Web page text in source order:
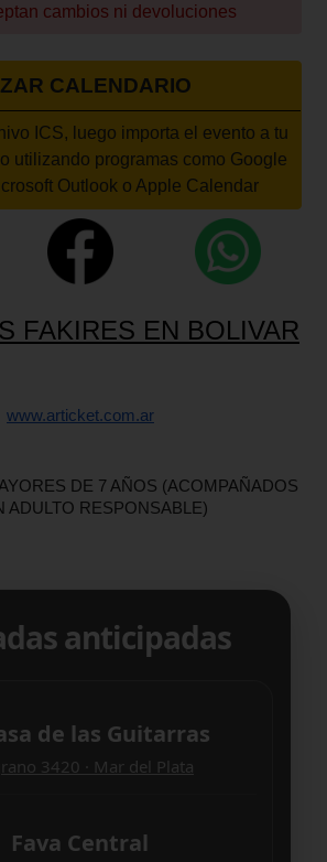
cambios ni devoluciones
CALENDARIO
ICS, luego importa el evento a tu
utilizando programas como Google
Outlook o Apple Calendar
FAKIRES EN BOLIVAR
www.articket.com.ar
DE 7 AÑOS (ACOMPAÑADOS
ADULTO RESPONSABLE)
anticipadas
de las Guitarras
3420 · Mar del Plata
Fava Central